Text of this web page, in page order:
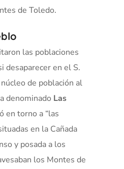
de Toledo.
las poblaciones
desaparecer en el S.
de población al
denominado Las
en torno a “las
en la Cañada
y posada a los
los Montes de